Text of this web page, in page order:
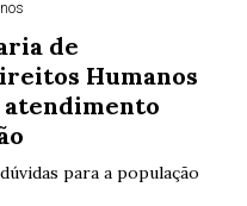
de
Humanos
para a população